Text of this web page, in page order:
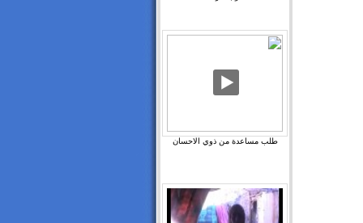
طلب مساعدة من ذوي الاحسان